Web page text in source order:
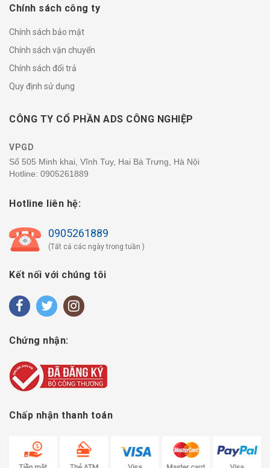
Chính sách công ty
Chính sách bảo mật
Chính sách vận chuyển
Chính sách đổi trả
Quy định sử dụng
CÔNG TY CỔ PHẦN ADS CÔNG NGHIỆP
VPGD
Số 505 Minh khai, Vĩnh Tuy, Hai Bà Trưng, Hà Nội
Hotline: 0905261889
Hotline liên hệ:
0905261889
(Tất cả các ngày trong tuần )
Kết nối với chúng tôi
Chứng nhận:
Chấp nhận thanh toán